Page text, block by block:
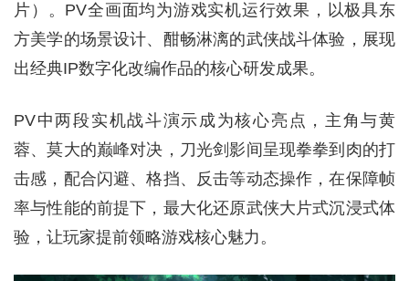
片）。PV全画面均为游戏实机运行效果，以极具东
方美学的场景设计、酣畅淋漓的武侠战斗体验，展现
出经典IP数字化改编作品的核心研发成果。
PV中两段实机战斗演示成为核心亮点，主角与黄
蓉、莫大的巅峰对决，刀光剑影间呈现拳拳到肉的打
击感，配合闪避、格挡、反击等动态操作，在保障帧
率与性能的前提下，最大化还原武侠大片式沉浸式体
验，让玩家提前领略游戏核心魅力。